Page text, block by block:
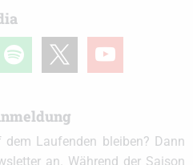
spotify youtube
Laufenden bleiben? Dann
an. Während der Saison